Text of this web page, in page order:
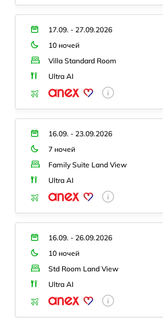
17.09. - 27.09.2026
10 ночей
Villa Standard Room
Ultra AI
16.09. - 23.09.2026
7 ночей
Family Suite Land View
Ultra AI
16.09. - 26.09.2026
10 ночей
Std Room Land View
Ultra AI